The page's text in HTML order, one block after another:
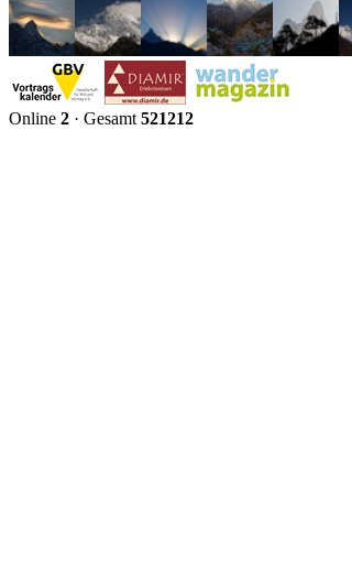
Online 2 · Gesamt 521212